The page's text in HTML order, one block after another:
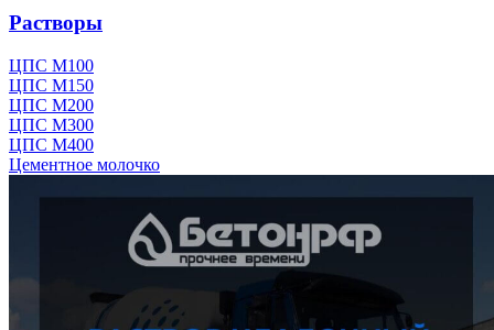
Растворы
ЦПС М100
ЦПС М150
ЦПС М200
ЦПС М300
ЦПС М400
Цементное молочко